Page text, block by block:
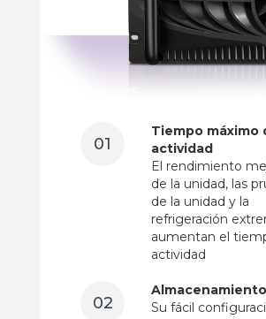
01
Tiempo máximo
actividad
El rendimiento
de la unidad, las
de la unidad y la
refrigeración
aumentan el
actividad
02
Su fácil